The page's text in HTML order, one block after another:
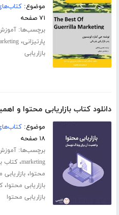
موضوع:
۷۱ صفحه
برچسب‌ها:آموزش
پارتیزانی،
بازاریابی
دانلود کتاب بازاریابی محتوا و
موضوع:
۱۸ صفحه
برچسب‌ها:آموزش
marketing،کتاب
محتوا،
بازاریابی محتوا،
بازاریابی محتوا